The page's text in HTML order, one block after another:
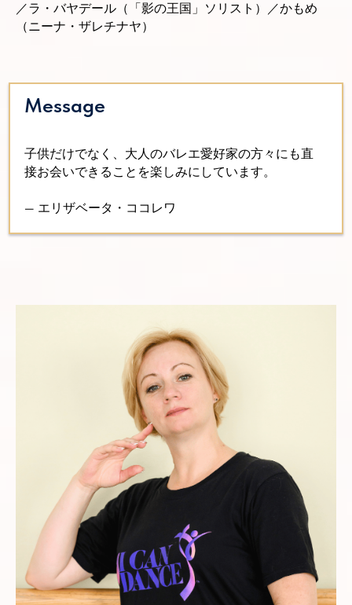
／ラ・バヤデール（「影の王国」ソリスト）／かもめ
（ニーナ・ザレチナヤ）
Message
子供だけでなく、大人のバレエ愛好家の方々にも直
接お会いできることを楽しみにしています。
— エリザベータ・ココレワ